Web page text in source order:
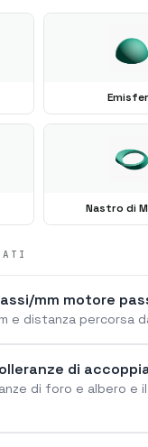
Nastro di
mm motore
e distanza percorsa
di
di foro e albero e